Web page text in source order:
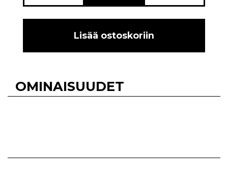
Lisää ostoskoriin
OMINAISUUDET